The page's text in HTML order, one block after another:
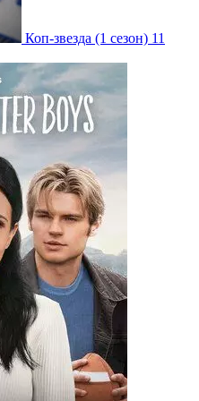
Коп-звезда (1 сезон) 11